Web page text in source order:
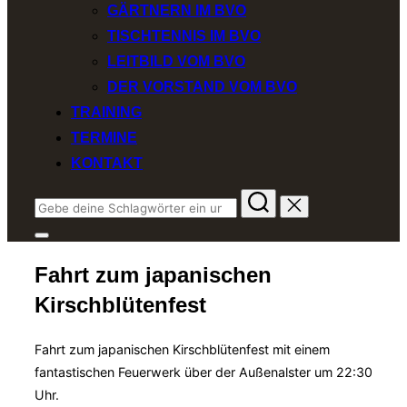
GÄRTNERN IM BVO
TISCHTENNIS IM BVO
LEITBILD VOM BVO
DER VORSTAND VOM BVO
TRAINING
TERMINE
KONTAKT
Suchen
nach:
Seitenleiste
Navigation
umschalten
Fahrt zum japanischen
Kirschblütenfest
Fahrt zum japanischen Kirschblütenfest mit einem
fantastischen Feuerwerk über der Außenalster um 22:30
Uhr.